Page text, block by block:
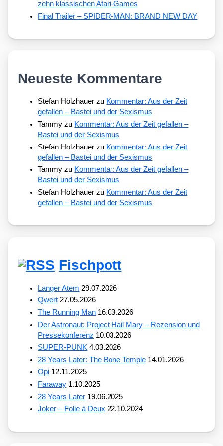
zehn klassischen Atari-Games
Final Trailer – SPIDER-MAN: BRAND NEW DAY
Neueste Kommentare
Stefan Holzhauer zu Kommentar: Aus der Zeit
gefallen – Bastei und der Sexismus
Tammy zu Kommentar: Aus der Zeit gefallen –
Bastei und der Sexismus
Stefan Holzhauer zu Kommentar: Aus der Zeit
gefallen – Bastei und der Sexismus
Tammy zu Kommentar: Aus der Zeit gefallen –
Bastei und der Sexismus
Stefan Holzhauer zu Kommentar: Aus der Zeit
gefallen – Bastei und der Sexismus
Fischpott
Langer Atem 29.07.2026
Qwert 27.05.2026
The Running Man 16.03.2026
Der Astronaut: Project Hail Mary – Rezension und
Pressekonferenz 10.03.2026
SUPER-PUNK 4.03.2026
28 Years Later: The Bone Temple 14.01.2026
Opi 12.11.2025
Faraway 1.10.2025
28 Years Later 19.06.2025
Joker – Folie à Deux 22.10.2024